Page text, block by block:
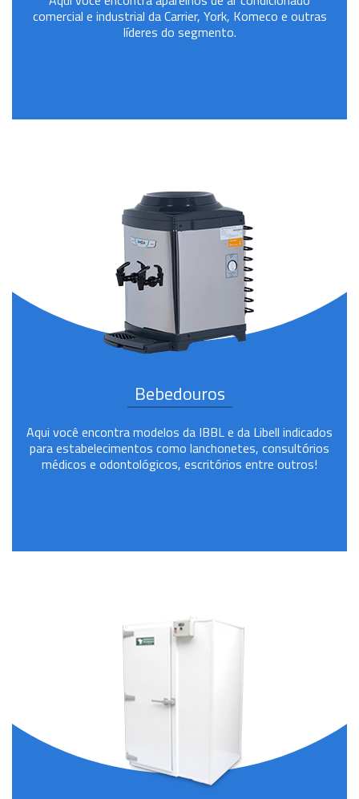
comercial e industrial da Carrier, York, Komeco e outras
líderes do segmento.
Bebedouros
Aqui você encontra modelos da IBBL e da Libell indicados
para estabelecimentos como lanchonetes, consultórios
médicos e odontológicos, escritórios entre outros!